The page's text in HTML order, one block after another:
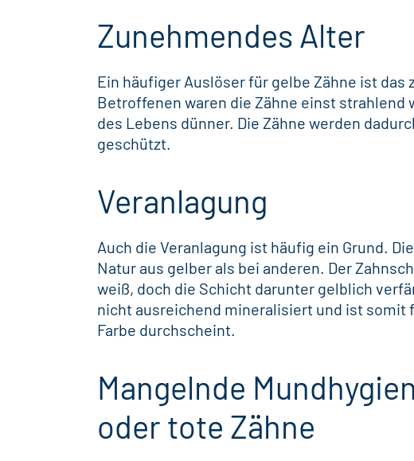
Zunehmendes Alter
Ein häufiger Auslöser für gelbe Zähne ist
Betroffenen waren die Zähne einst strahlend
des Lebens dünner. Die Zähne werden
geschützt.
Veranlagung
Auch die Veranlagung ist häufig ein Grund.
Natur aus gelber als bei anderen. Der
weiß, doch die Schicht darunter gelblich
nicht ausreichend mineralisiert und ist somit
Farbe durchscheint.
Mangelnde
oder tote Zähne